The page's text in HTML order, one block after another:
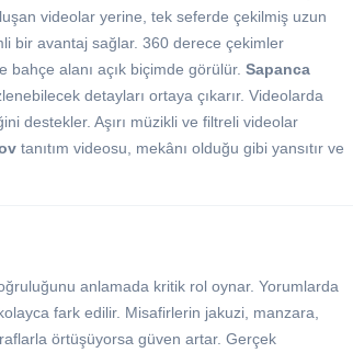
videolar yerine, tek seferde çekilmiş uzun
bir avantaj sağlar. 360 derece çekimler
alanı açık biçimde görülür. Sapanca
detayları ortaya çıkarır. Videolarda
destekler. Aşırı müzikli ve filtreli videolar
tanıtım videosu, mekânı olduğu gibi yansıtır ve
anlamada kritik rol oynar. Yorumlarda
fark edilir. Misafirlerin jakuzi, manzara,
örtüşüyorsa güven artar. Gerçek